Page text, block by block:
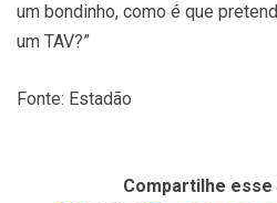
um bondinho, como é que
um TAV?”
Fonte: Estadão
Compartilhe